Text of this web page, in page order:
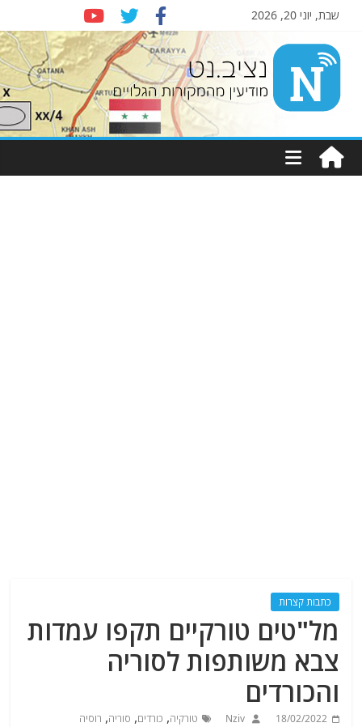
שבת, יוני 20, 2026
Nziv.net
מודיעין
מהמקורות
כתבות קצרות
מל"טים טורקיים תקפו עמדות
צבא משותפות לסוריה
והכורדים
18/02/2022
Nziv טורקיה, כורדים, סוריה, רוסיה